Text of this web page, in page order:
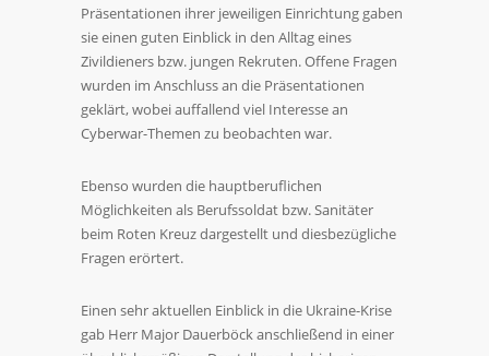
Präsentationen ihrer jeweiligen Einrichtung gaben
sie einen guten Einblick in den Alltag eines
Zivildieners bzw. jungen Rekruten. Offene Fragen
wurden im Anschluss an die Präsentationen
geklärt, wobei auffallend viel Interesse an
Cyberwar-Themen zu beobachten war.
Ebenso wurden die hauptberuflichen
Möglichkeiten als Berufssoldat bzw. Sanitäter
beim Roten Kreuz dargestellt und diesbezügliche
Fragen erörtert.
Einen sehr aktuellen Einblick in die Ukraine-Krise
gab Herr Major Dauerböck anschließend in einer